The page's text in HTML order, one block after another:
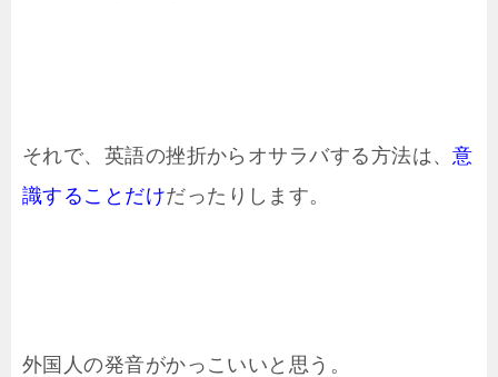
それで、英語の挫折からオサラバする方法は、意
識することだけだったりします。
外国人の発音がかっこいいと思う。